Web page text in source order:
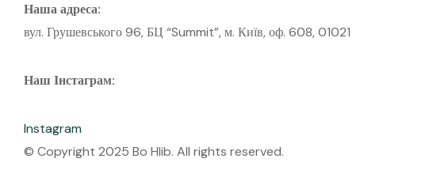
Наша адреса:
вул. Грушевського 96, БЦ “Summit”, м. Київ, оф. 608, 01021
Наш Інстаграм:
Instagram
© Copyright 2025 Bo Hlib. All rights reserved.